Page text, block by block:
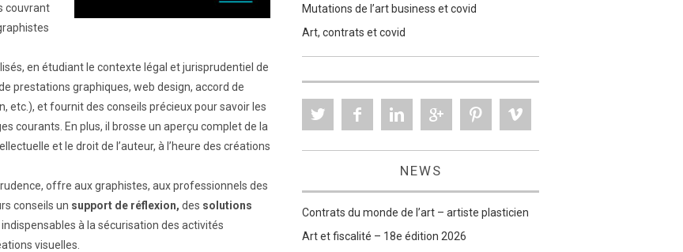
couvrant
en étudiant le contexte légal et jurisprudentiel de
prestations graphiques, web design, accord de
etc.), et fournit des conseils précieux pour savoir les
courants. En plus, il brosse un aperçu complet de la
et le droit de l’auteur, à l’heure des créations
offre aux graphistes, aux professionnels des
conseils un support de réflexion, des solutions
à la sécurisation des activités
visuelles.
Mutations de l’art business et covid
Art, contrats et covid
NEWS
Contrats du monde de l’art – artiste plasticien
Art et fiscalité – 18e édition 2026